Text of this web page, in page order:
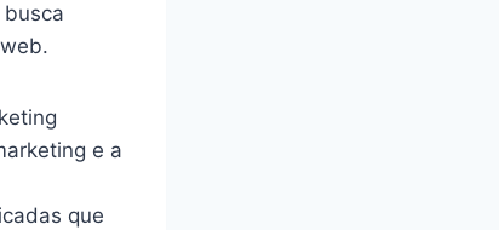
e a
que